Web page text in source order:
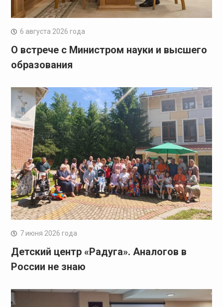
6 августа 2026 года
О встрече с Министром науки и высшего
образования
7 июня 2026 года
Детский центр «Радуга». Аналогов в
России не знаю